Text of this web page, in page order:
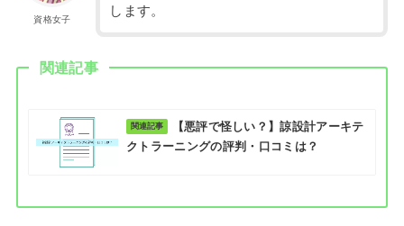
資格女子
します。
関連記事
【悪評で怪しい？】諒設計アーキテ
クトラーニングの評判・口コミは？